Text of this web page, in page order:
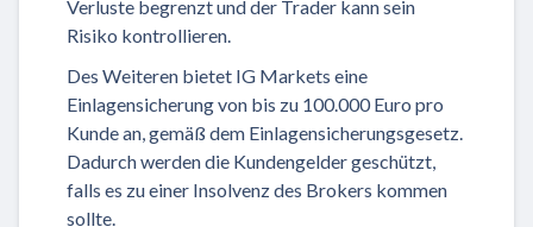
Verluste begrenzt und der Trader kann sein
Risiko kontrollieren.
Des Weiteren bietet IG Markets eine
Einlagensicherung von bis zu 100.000 Euro pro
Kunde an, gemäß dem Einlagensicherungsgesetz.
Dadurch werden die Kundengelder geschützt,
falls es zu einer Insolvenz des Brokers kommen
sollte.